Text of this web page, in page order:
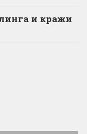
и кражи